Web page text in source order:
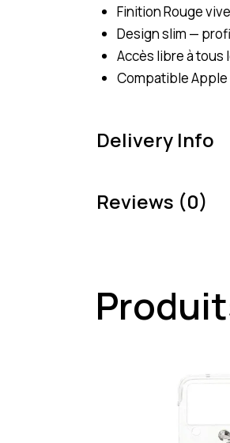
Finition Rouge
Design slim —
Accès libre à tous
Compatible Apple
Delivery Info
Reviews (0)